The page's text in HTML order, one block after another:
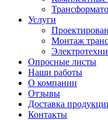
Услуги
Монтаж
Опросные листы
Наши работы
О компании
Отзывы
Доставка
Контакты